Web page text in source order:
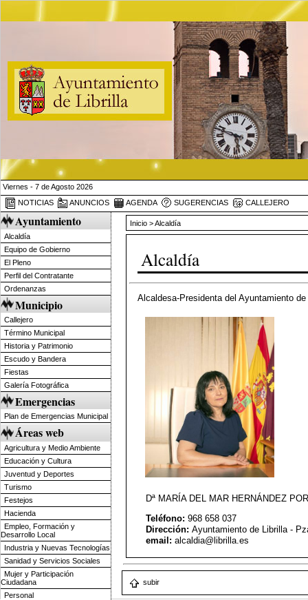
Viernes - 7 de Agosto 2026
NOTICIAS
ANUNCIOS AGENDA SUGERENCIAS CALLEJERO
Ayuntamiento
Alcaldía
Equipo de Gobierno
El Pleno
Perfil del Contratante
Ordenanzas
Municipio
Callejero
Término Municipal
Historia y Patrimonio
Escudo y Bandera
Fiestas
Galería Fotográfica
Emergencias
Plan de Emergencias Municipal
Áreas web
Agricultura y Medio Ambiente
Educación y Cultura
Juventud y Deportes
Turismo
Festejos
Hacienda
Empleo, Formación y
Desarrollo Local
Industria y Nuevas Tecnologías
Sanidad y Servicios Sociales
Mujer y Participación
Ciudadana
Personal
Inicio > Alcaldía
Alcaldía
Alcaldesa-Presidenta del Ayuntamiento
Dª MARÍA DEL MAR HERNÁNDEZ
Teléfono: 968 658 037
Dirección: Ayuntamiento de Librilla -
email: alcaldia@librilla.es
subir